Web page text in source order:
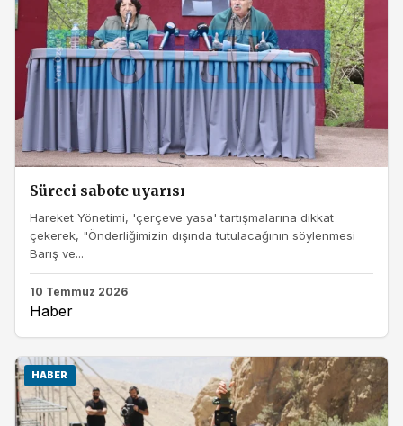
Süreci sabote uyarısı
Hareket Yönetimi, 'çerçeve yasa' tartışmalarına dikkat
çekerek, "Önderliğimizin dışında tutulacağının söylenmesi
Barış ve...
10 Temmuz 2026
Haber
HABER